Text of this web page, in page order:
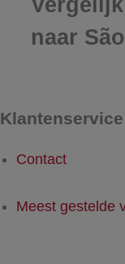
naar
Klantenservice
Contact
Meest gestelde